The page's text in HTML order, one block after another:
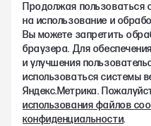
2002-2026. Группа компаний
Политика конфиденциальности
Правовая информация
Согласие на обработку
Согласие на получение
Любая информация,
исключительно
условиях не является
Продолжая пользоваться
на использование и
Вы можете запретить
браузера. Для
и улучшения
использоваться системы
Яндекс.Метрика.
использования файлов
конфиденциальности.